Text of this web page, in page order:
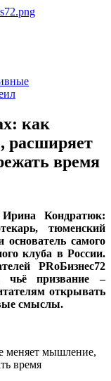
как
расширяет
время
Кондратюк:
тюменский
основатель самого
клуба в России.
PRоБизнес72
чьё призвание –
открывать
смыслы.